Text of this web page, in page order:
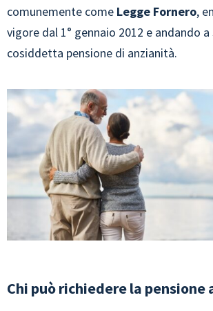
comunemente come Legge Fornero,
vigore dal 1° gennaio 2012 e andando
cosiddetta pensione di anzianità.
Chi può richiedere la